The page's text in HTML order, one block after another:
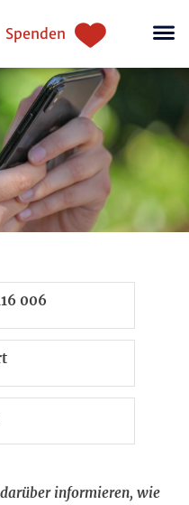
Spenden
006
informieren, wie